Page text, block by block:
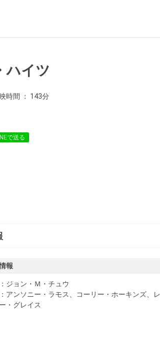
ハイツ
映時間
143分
で送る
報
ジョン・Ｍ・チュウ
アンソニー・ラモス、コーリー・ホーキンズ、レ
・グレイス